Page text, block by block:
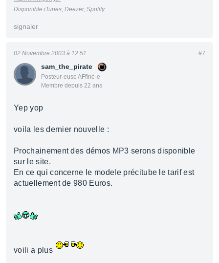
Disponible iTunes, Deezer, Spotify
signaler
sam_the_pirate
Posteur·euse AFfiné·e
Membre depuis 22 ans
02 Novembre 2003 à 12:51 #7
Yep yop
voila les dernier nouvelle :
Prochainement des démos MP3 serons disponible
sur le site.
En ce qui concerne le modele précitube le tarif est
actuellement de 980 Euros.
voili a plus